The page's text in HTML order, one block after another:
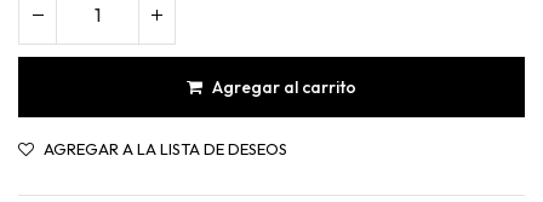
Agregar al carrito
AGREGAR A LA LISTA DE DESEOS